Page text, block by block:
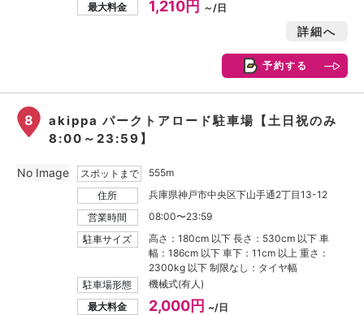
最大料金
1,210円 ～/日
詳細へ
予約する
8
akippa パークトアロード駐車場【土日祝のみ
8:00～23:59】
スポットまで
555m
住所
兵庫県神戸市中央区下山手通2丁目13-12
営業時間
08:00〜23:59
駐車サイズ
高さ：180cm 以下 長さ：530cm 以下 車
幅：186cm 以下 車下：11cm 以上 重さ：
2300kg 以下 制限なし：タイヤ幅
駐車場形態
機械式(有人)
最大料金
2,000円 ~/日
No Image